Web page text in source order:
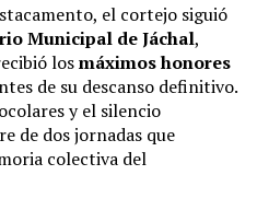
el cortejo siguió
Municipal de Jáchal,
losmáximos honores
de su descanso definitivo.
y el silencio
de dos jornadas que
colectiva del